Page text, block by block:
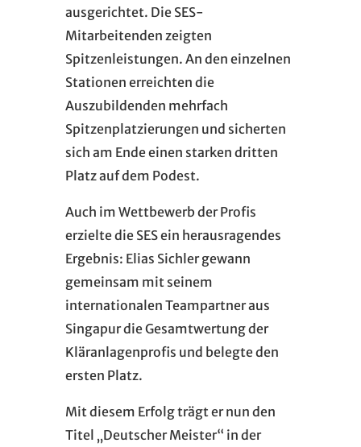
ausgerichtet. Die SES-
Mitarbeitenden zeigten
Spitzenleistungen. An den einzelnen
Stationen erreichten die
Auszubildenden mehrfach
Spitzenplatzierungen und sicherten
sich am Ende einen starken dritten
Platz auf dem Podest.
Auch im Wettbewerb der Profis
erzielte die SES ein herausragendes
Ergebnis: Elias Sichler gewann
gemeinsam mit seinem
internationalen Teampartner aus
Singapur die Gesamtwertung der
Kläranlagenprofis und belegte den
ersten Platz.
Mit diesem Erfolg trägt er nun den
Titel „Deutscher Meister“ in der